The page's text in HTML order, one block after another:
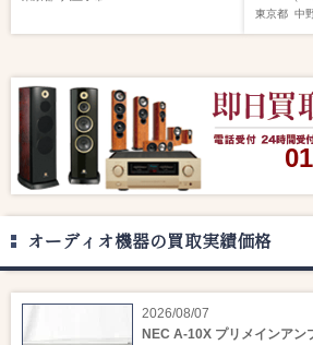
東京都 中
オーディオ機器の買取実績価格
2026/08/07
NEC A-10X プリメインアン